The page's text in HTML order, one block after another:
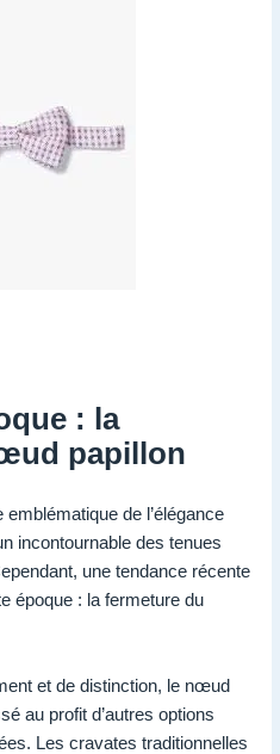
: la
papillon
de l’élégance
incontournable des tenues
une tendance récente
époque : la fermeture du
et de distinction, le nœud
au profit d’autres options
Les cravates traditionnelles